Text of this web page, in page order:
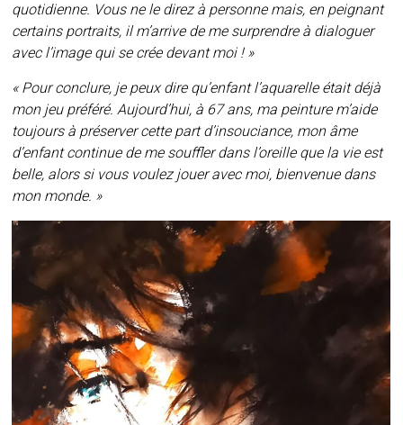
quotidienne. Vous ne le direz à personne mais, en peignant
certains portraits, il m’arrive de me surprendre à dialoguer
avec l’image qui se crée devant moi ! »
« Pour conclure, je peux dire qu’enfant l’aquarelle était déjà
mon jeu préféré. Aujourd’hui, à 67 ans, ma peinture m’aide
toujours à préserver cette part d’insouciance, mon âme
d’enfant continue de me souffler dans l’oreille que la vie est
belle, alors si vous voulez jouer avec moi, bienvenue dans
mon monde. »